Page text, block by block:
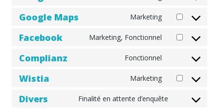
burst-
google-
Google Maps Marketing
Consent
maps
Facebook Marketing, Fonctionnel
Consent
facebook
Complianz Fonctionnel
Consent
complianz
Wistia Marketing
Consent
Divers Finalité en attente d’enquête
Consent